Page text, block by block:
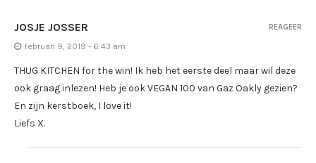
JOSJE JOSSER
februari 9, 2019 - 6:43 am
THUG KITCHEN for the win! Ik heb het eerste deel maar wil deze
ook graag inlezen! Heb je ook VEGAN 100 van Gaz Oakly gezien?
En zijn kerstboek, I love it!
Liefs X.
REAGEER